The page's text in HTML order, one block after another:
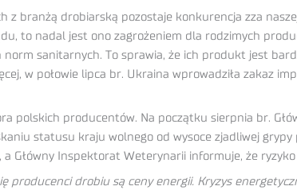
z branżą drobiarską pozostaje konkurencja zza
to nadal jest ono zagrożeniem dla rodzimych
norm sanitarnych. To sprawia, że ich produkt jest
w połowie lipca br. Ukraina wprowadziła zakaz
polskich producentów. Na początku sierpnia br.
statusu kraju wolnego od wysoce zjadliwej
Główny Inspektorat Weterynarii informuje, że
producenci drobiu są ceny energii. Kryzys